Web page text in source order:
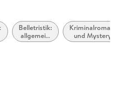
werden
Belletristik:
allgemein
und
und Mystery:
Polizeiarbeit &